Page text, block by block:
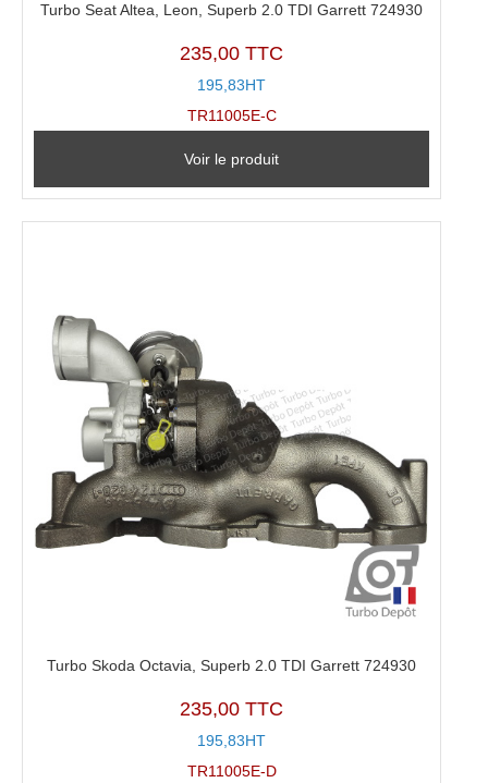
Turbo Seat Altea, Leon, Superb 2.0 TDI Garrett 724930
235,00 TTC
195,83HT
TR11005E-C
Voir le produit
Turbo Skoda Octavia, Superb 2.0 TDI Garrett 724930
235,00 TTC
195,83HT
TR11005E-D